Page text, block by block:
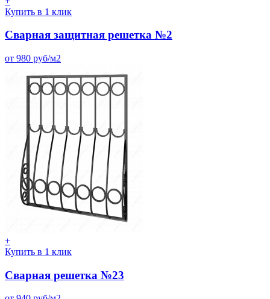
Купить в 1 клик
Сварная защитная решетка №2
от 980 руб/м2
+
Купить в 1 клик
Сварная решетка №23